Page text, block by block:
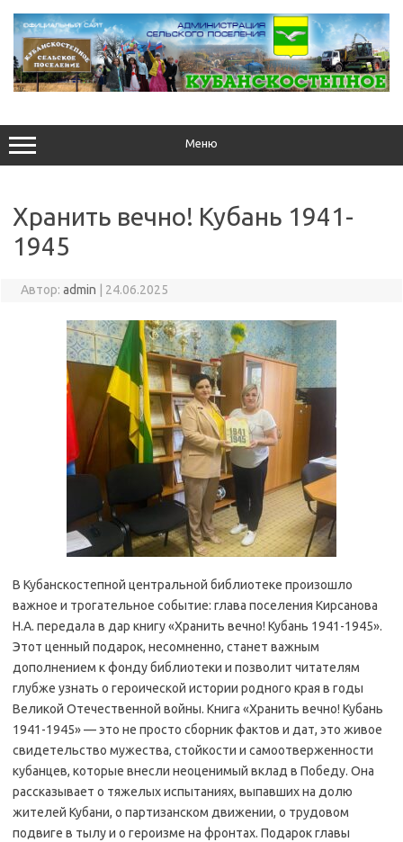
содержимому
Меню
Хранить вечно! Кубань 1941-
1945
Автор: admin 24.06.2025
В Кубанскостепной центральной библиотеке произошло
важное и трогательное событие: глава поселения Кирсанова
Н.А. передала в дар книгу «Хранить вечно! Кубань 1941-1945».
Этот ценный подарок, несомненно, станет важным
дополнением к фонду библиотеки и позволит читателям
глубже узнать о героической истории родного края в годы
Великой Отечественной войны. Книга «Хранить вечно! Кубань
1941-1945» — это не просто сборник фактов и дат, это живое
свидетельство мужества, стойкости и самоотверженности
кубанцев, которые внесли неоценимый вклад в Победу. Она
рассказывает о тяжелых испытаниях, выпавших на долю
жителей Кубани, о партизанском движении, о трудовом
подвиге в тылу и о героизме на фронтах. Подарок главы